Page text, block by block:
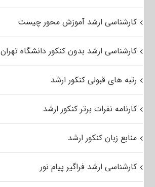
کارشناسی ارشد آموزش محور چیست
کارشناسی ارشد بدون کنکور دانشگاه تهران
رتبه های قبولی کنکور ارشد
کارنامه نفرات برتر کنکور ارشد
منابع زبان کنکور ارشد
کارشناسی ارشد فراگیر پیام نور